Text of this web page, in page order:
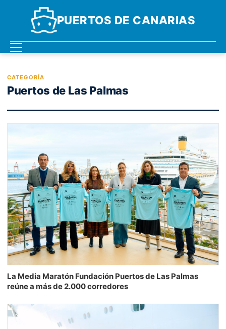
PUERTOS DE CANARIAS
CATEGORÍA
Puertos de Las Palmas
La Media Maratón Fundación Puertos de Las Palmas
reúne a más de 2.000 corredores